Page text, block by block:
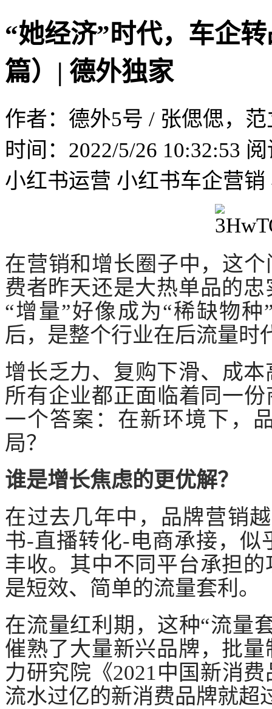
“她经济”时代，车企
篇）| 德外独家
作者：德外5号 / 张偲偲，
时间：2022/5/26 10:32:53
小红书运营 小红书车企营销
在营销和增长圈子中，这
费者昨天还是大热单品的
“增量”好像成为“稀缺物
后，是整个行业在后流量时
增长乏力、复购下滑、成
所有企业都正面临着同一
一个答案：在新环境下，
局？
谁是增长焦虑的更优解？
在过去几年中，品牌营销
书-直播转化-电商承接，
丰收。其中不同平台承担
是短效、简单的流量套利。
在流量红利期，这种“流量
催熟了大量新兴品牌，批
力研究院《2021中国新消
流水过亿的新消费品牌就超